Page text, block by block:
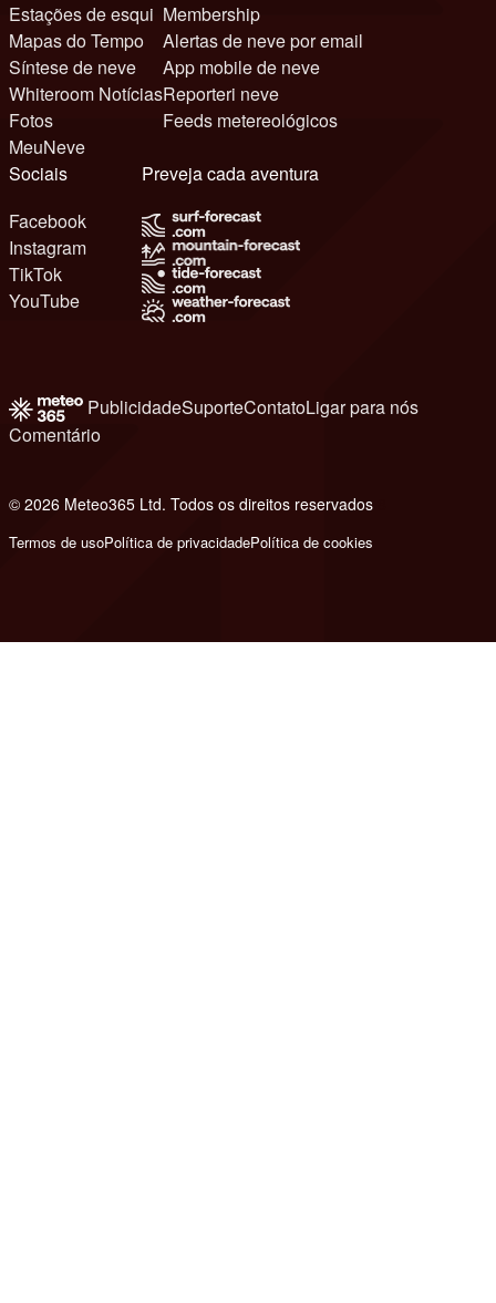
Estações de esqui
Mapas do Tempo
Síntese de neve
Whiteroom Notícias
Fotos
MeuNeve
Membership
Alertas de neve por email
App mobile de neve
Reporteri neve
Feeds metereológicos
Sociais
Facebook
Instagram
TikTok
YouTube
Preveja cada aventura
PublicidadeSuporteContatoLigar para nós
Comentário
© 2026 Meteo365 Ltd. Todos os direitos reservados
Termos de usoPolítica de privacidadePolítica de cookies